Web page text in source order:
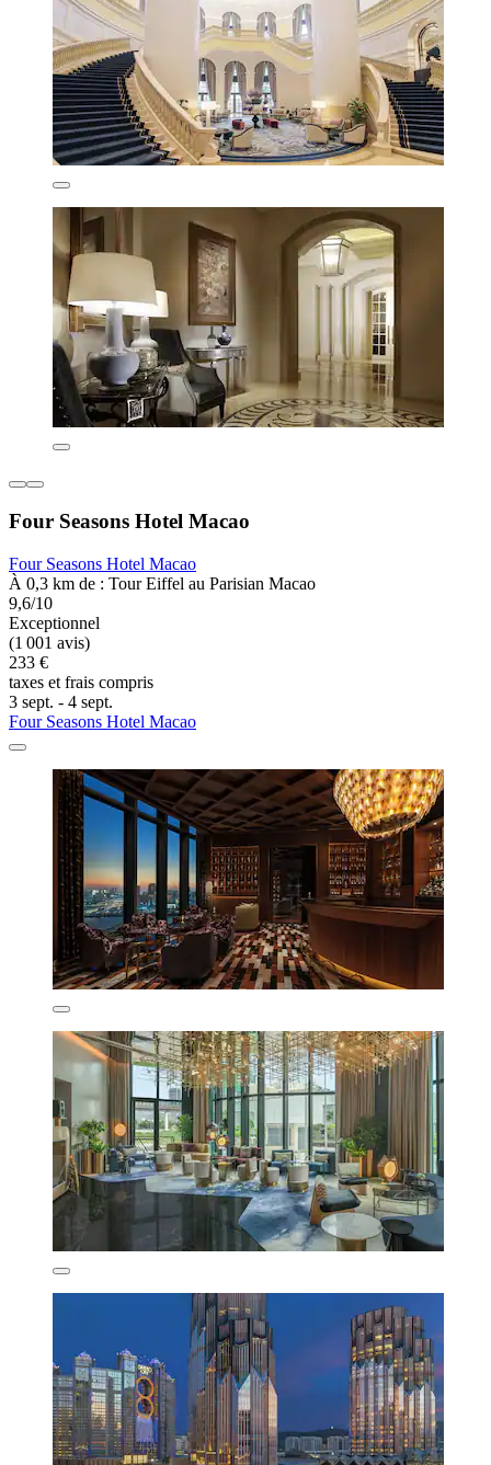
Four Seasons Hotel Macao
Four Seasons Hotel Macao
À 0,3 km de : Tour Eiffel au Parisian Macao
9,6/10
Exceptionnel
(1 001 avis)
233 €
taxes et frais compris
3 sept. - 4 sept.
Four Seasons Hotel Macao